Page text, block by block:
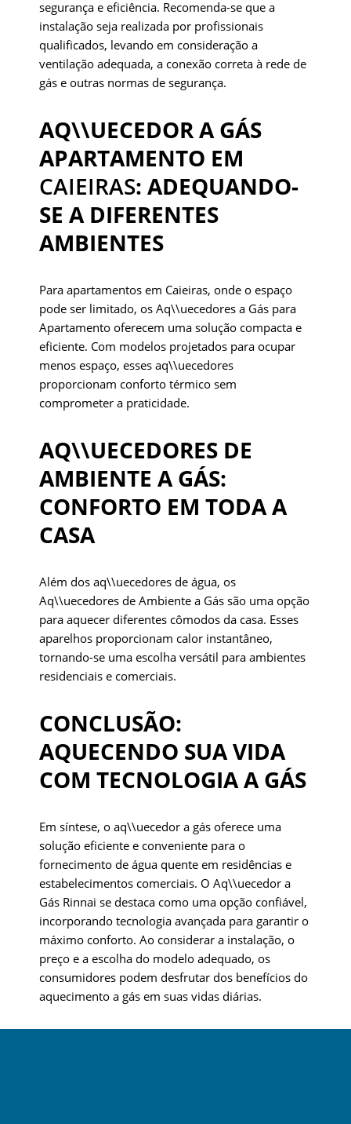
segurança e eficiência. Recomenda-se que a
instalação seja realizada por profissionais
qualificados, levando em consideração a
ventilação adequada, a conexão correta à rede de
gás e outras normas de segurança.
AQ\\UECEDOR A GÁS
APARTAMENTO EM
CAIEIRAS: ADEQUANDO-
SE A DIFERENTES
AMBIENTES
Para apartamentos em Caieiras, onde o espaço
pode ser limitado, os Aq\\uecedores a Gás para
Apartamento oferecem uma solução compacta e
eficiente. Com modelos projetados para ocupar
menos espaço, esses aq\\uecedores
proporcionam conforto térmico sem
comprometer a praticidade.
AQ\\UECEDORES DE
AMBIENTE A GÁS:
CONFORTO EM TODA A
CASA
Além dos aq\\uecedores de água, os
Aq\\uecedores de Ambiente a Gás são uma opção
para aquecer diferentes cômodos da casa. Esses
aparelhos proporcionam calor instantâneo,
tornando-se uma escolha versátil para ambientes
residenciais e comerciais.
CONCLUSÃO:
AQUECENDO SUA VIDA
COM TECNOLOGIA A GÁS
Em síntese, o aq\\uecedor a gás oferece uma
solução eficiente e conveniente para o
fornecimento de água quente em residências e
estabelecimentos comerciais. O Aq\\uecedor a
Gás Rinnai se destaca como uma opção confiável,
incorporando tecnologia avançada para garantir o
máximo conforto. Ao considerar a instalação, o
preço e a escolha do modelo adequado, os
consumidores podem desfrutar dos benefícios do
aquecimento a gás em suas vidas diárias.